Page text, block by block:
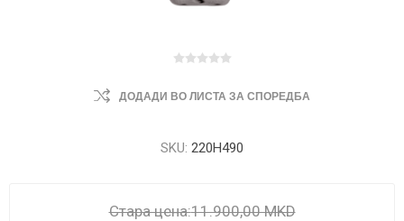
ДОДАДИ ВО ЛИСТА ЗА СПОРЕДБА
SKU: 220H490
Стара цена:11.900,00 MKD